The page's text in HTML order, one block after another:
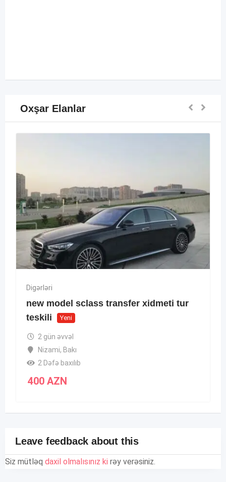
Oxşar Elanlar
Digərləri
new model sclass transfer xidmeti tur
teskili
Yeni
2 gün əvvəl
Nizami, Bakı
2 Dəfə baxılıb
400 AZN
Leave feedback about this
Siz mütləq daxil olmalısınız ki rəy verəsiniz.